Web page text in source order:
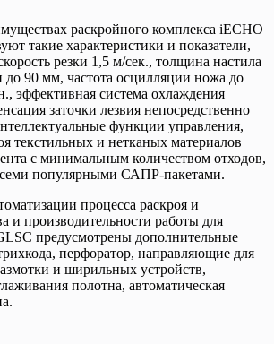
раскройного комплекса iECHO
такие характеристики и показатели,
резки 1,5 м/сек., толщина настила
до 90 мм, частота осцилляции ножа до
эффективная система охлаждения
заточки лезвия непосредственно
функции управления,
текстильных и нетканых материалов
с минимальным количеством отходов,
популярными САПР-пакетами.
процесса раскроя и
и производительности работы для
предусмотрены дополнительные
перфоратор, направляющие для
и ширильных устройств,
полотна, автоматическая